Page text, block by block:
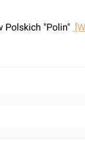
Polskich "Polin"